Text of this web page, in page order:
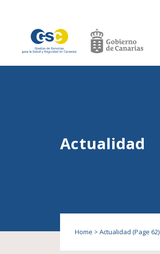
Actualidad
Home > Actualidad (Page 62)